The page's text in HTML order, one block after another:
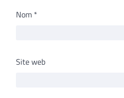
Nom *
Site web